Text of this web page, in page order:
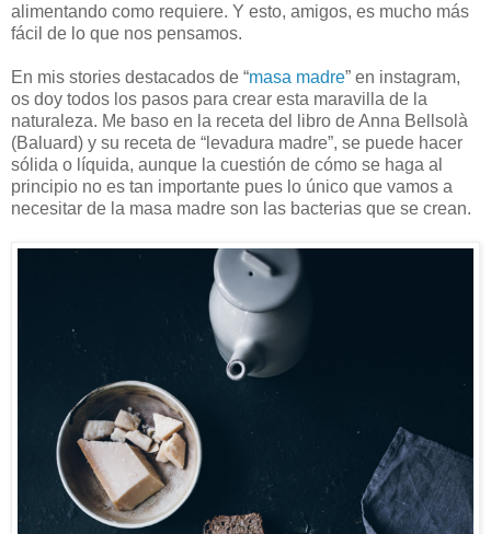
alimentando como requiere. Y esto, amigos, es mucho más
fácil de lo que nos pensamos.
En mis stories destacados de “masa madre” en instagram,
os doy todos los pasos para crear esta maravilla de la
naturaleza. Me baso en la receta del libro de Anna Bellsolà
(Baluard) y su receta de “levadura madre”, se puede hacer
sólida o líquida, aunque la cuestión de cómo se haga al
principio no es tan importante pues lo único que vamos a
necesitar de la masa madre son las bacterias que se crean.